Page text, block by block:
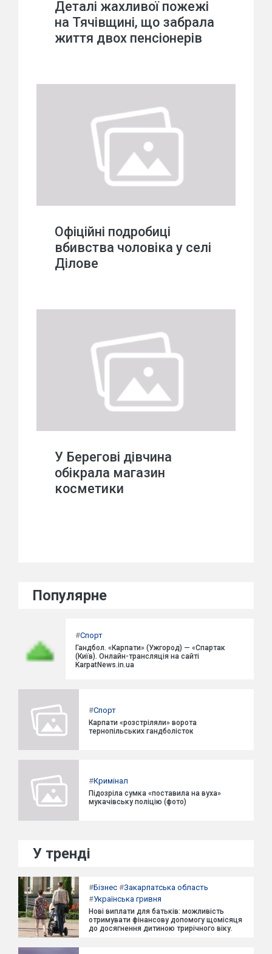
Деталі жахливої пожежі
на Тячівщині, що забрала
життя двох пенсіонерів
Офіційні подробиці
вбивства чоловіка у селі
Ділове
У Берегові дівчина
обікрала магазин
косметики
Популярне
#Спорт
Гандбол. «Карпати» (Ужгород) — «Спартак
(Київ). Онлайн-трансляція на сайті
KarpatNews.in.ua
#Спорт
Карпати «розстріляли» ворота
тернопільських гандболісток
#Кримінал
Підозріла сумка «поставила на вуха»
мукачівську поліцію (фото)
У тренді
#Бізнес #Закарпатська область
#Українська гривня
Нові виплати для батьків: можливість
отримувати фінансову допомогу щомісяця
до досягнення дитиною трирічного віку.